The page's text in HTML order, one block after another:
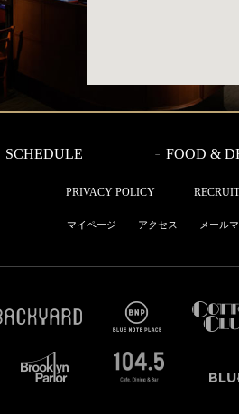
SCHEDULE FOOD &
PRIVACY POLICY
マイページ アクセス メール